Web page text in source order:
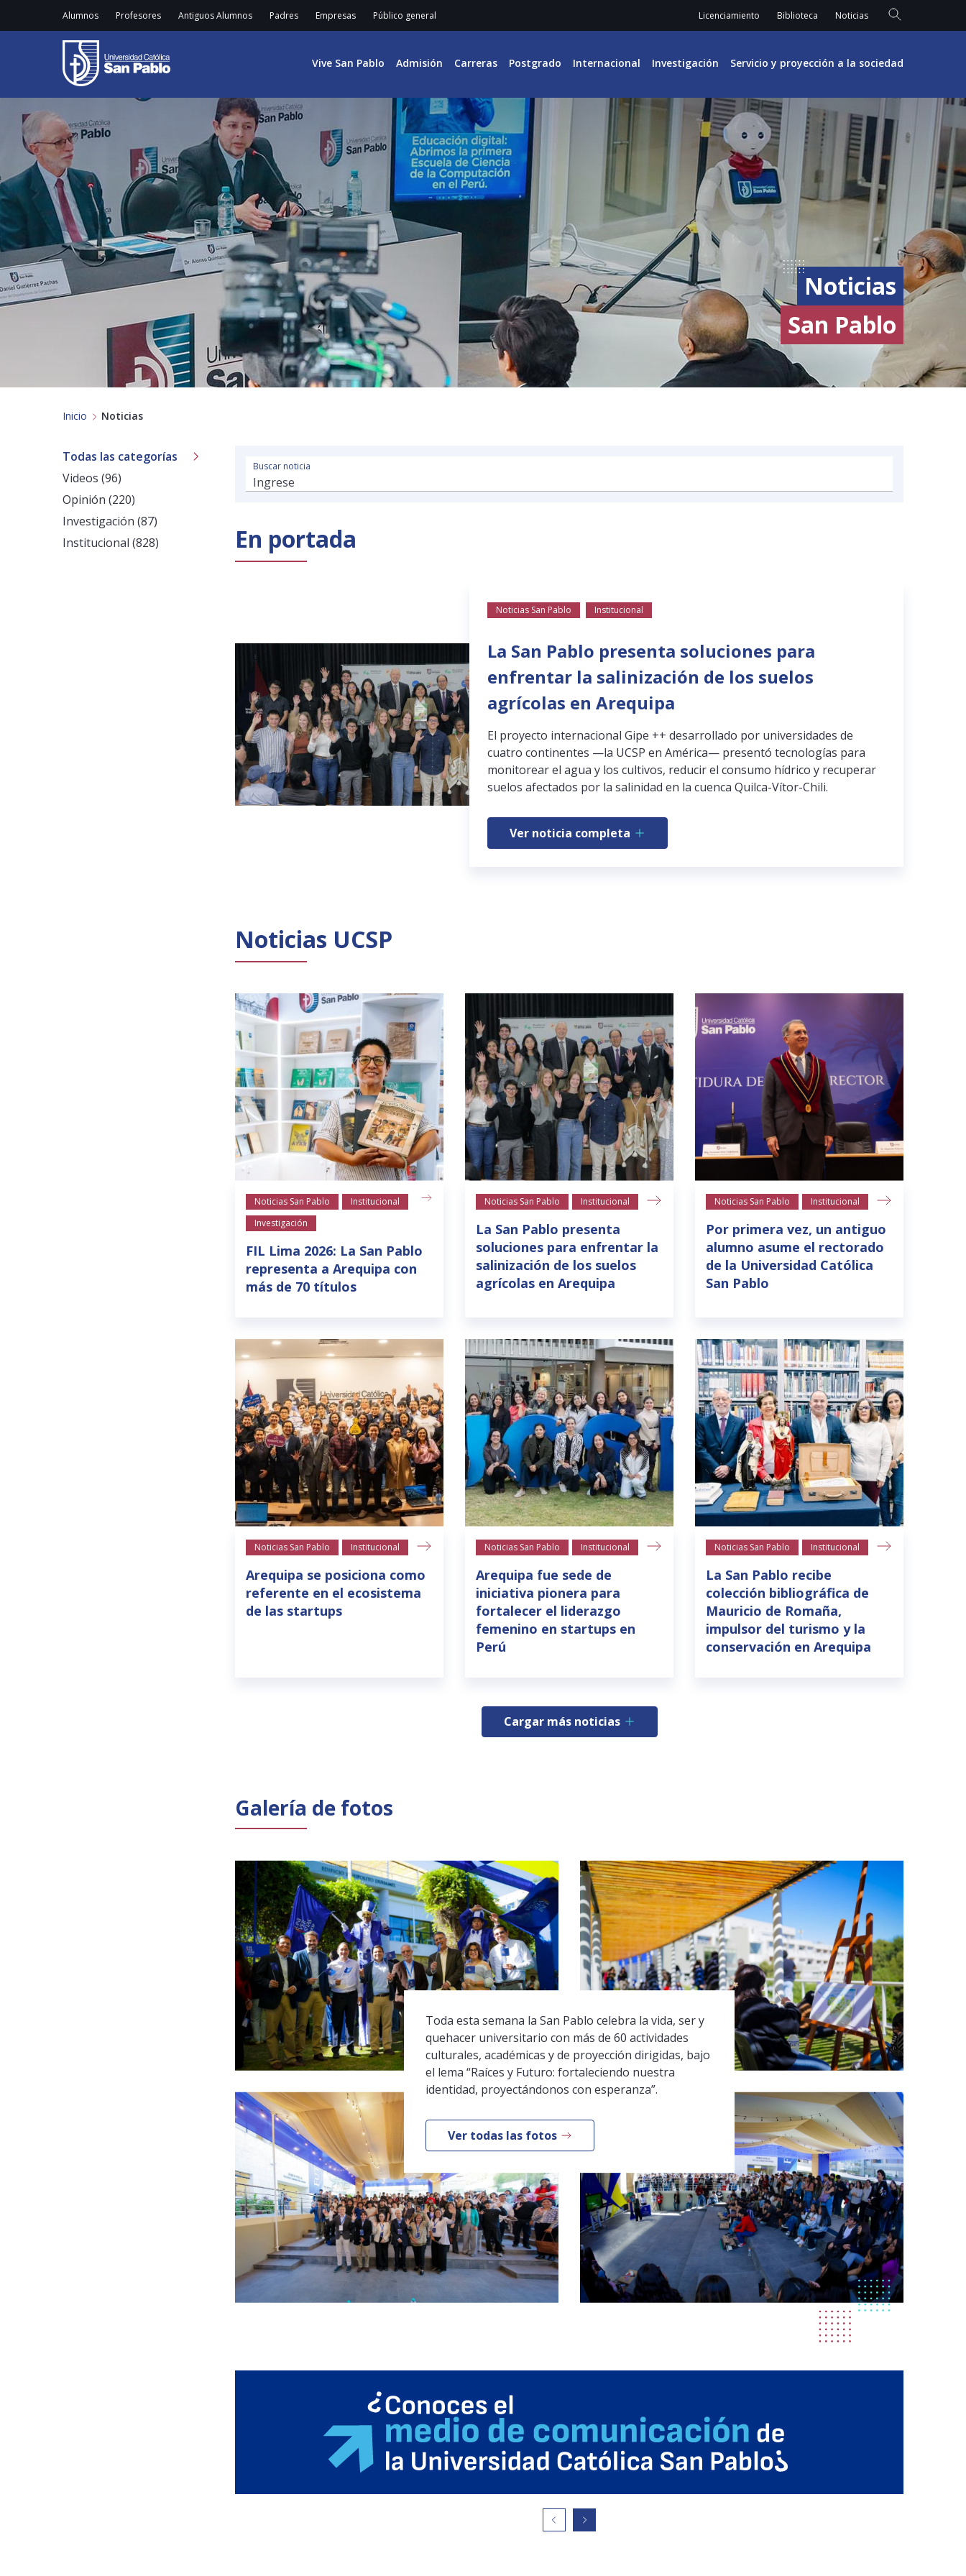
Alumnos Profesores Antiguos Alumnos Padres Empresas Público general Licenciamiento Biblioteca Noticias
Vive San Pablo Admisión Carreras Postgrado Internacional Investigación Servicio y proyección a la sociedad
Noticias
San Pablo
Inicio Noticias
Todas las categorías
Videos (96)
Opinión (220)
Investigación (87)
Institucional (828)
Buscar noticia
En portada
Noticias San Pablo Institucional
La San Pablo presenta soluciones para
enfrentar la salinización de los suelos
agrícolas en Arequipa
El proyecto internacional Gipe ++ desarrollado por universidades de
cuatro continentes —la UCSP en América— presentó tecnologías para
monitorear el agua y los cultivos, reducir el consumo hídrico y recuperar
suelos afectados por la salinidad en la cuenca Quilca-Vítor-Chili.
Ver noticia completa
Noticias UCSP
Noticias San Pablo
Institucional
Investigación
FIL Lima 2026: La San Pablo
representa a Arequipa con
más de 70 títulos
Noticias San Pablo Institucional
La San Pablo presenta
soluciones para enfrentar la
salinización de los suelos
agrícolas en Arequipa
Noticias San Pablo Institucional
Por primera vez, un antiguo
alumno asume el rectorado
de la Universidad Católica
San Pablo
Noticias San Pablo Institucional
Arequipa se posiciona como
referente en el ecosistema
de las startups
Noticias San Pablo Institucional
Arequipa fue sede de
iniciativa pionera para
fortalecer el liderazgo
femenino en startups en
Perú
Noticias San Pablo Institucional
La San Pablo recibe
colección bibliográfica de
Mauricio de Romaña,
impulsor del turismo y la
conservación en Arequipa
Cargar más noticias
Galería de fotos
Toda esta semana la San Pablo celebra la vida, ser y
quehacer universitario con más de 60 actividades
culturales, académicas y de proyección dirigidas, bajo
el lema “Raíces y Futuro: fortaleciendo nuestra
identidad, proyectándonos con esperanza”.
Ver todas las fotos